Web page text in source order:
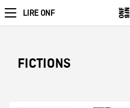
LIRE ONF
FICTIONS